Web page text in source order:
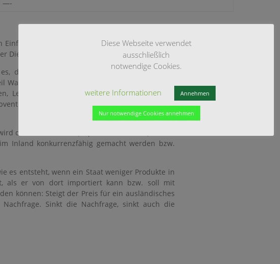
—-
Einfuhrabgaben, sind Abgaben die ein Staat auf
Dienstleistungen aus Drittstaaten erhebt.
die inländische Wirtschaft vor ausländischer
Waren in einem ausländischen Staat z.B. wegen
Lebenshaltungskosten aber auch wegen dort
günstiger produziert werden können,
das ausländische (importierte Produkt) teurer.
Inland konkurrenzfähig gemacht werden bzw.
es entsteht, wenn ein Staat weniger Produkte in
als er von dort importiert kann bzw. soll mit
können: Steigt der Preis für ein ausländisches
Sinkt die Nachfrage, sinkt auch die
Diese Webseite verwendet
ausschließlich
notwendige Cookies.
weitere Informationen Annehmen
Nur notwendige Cookies annehmen